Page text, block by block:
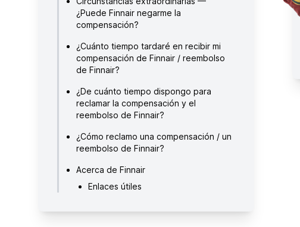
¿Puede Finnair negarme la
compensación?
¿Cuánto tiempo tardaré en recibir mi
compensación de Finnair / reembolso
de Finnair?
¿De cuánto tiempo dispongo para
reclamar la compensación y el
reembolso de Finnair?
¿Cómo reclamo una compensación / un
reembolso de Finnair?
Acerca de Finnair
Enlaces útiles